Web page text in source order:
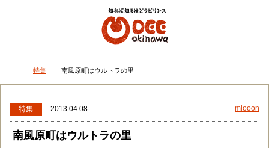
DEEokinawaトップ
特集 南風原町はウルトラの里
特集 2013.04.08 miooon
南風原町はウルトラの里